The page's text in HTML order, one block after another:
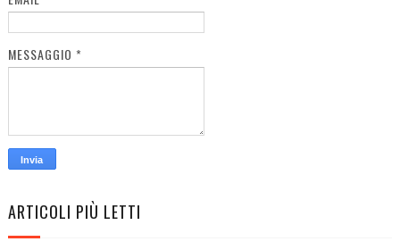
MESSAGGIO *
ARTICOLI PIÙ LETTI